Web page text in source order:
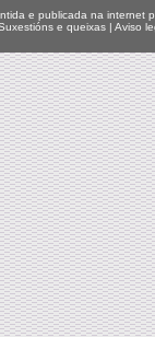
e publicada na internet
e queixas | Aviso